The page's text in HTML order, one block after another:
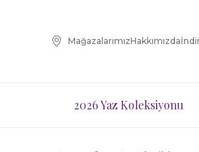
MağazalarımızHakkımızda
2026 Yaz Koleksiyonu